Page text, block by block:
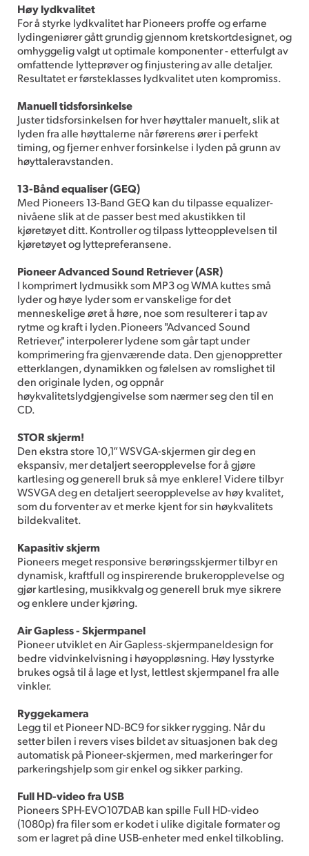
Høy lydkvalitet
For å styrke lydkvalitet har Pioneers proffe og erfarne
lydingeniører gått grundig gjennom kretskortdesignet, og
omhyggelig valgt ut optimale komponenter - etterfulgt av
omfattende lytteprøver og finjustering av alle detaljer.
Resultatet er førsteklasses lydkvalitet uten kompromiss.
Manuell tidsforsinkelse
Juster tidsforsinkelsen for hver høyttaler manuelt, slik at
lyden fra alle høyttalerne når førerens ører i perfekt
timing, og fjerner enhver forsinkelse i lyden på grunn av
høyttaleravstanden.
13-Bånd equaliser (GEQ)
Med Pioneers 13-Band GEQ kan du tilpasse equalizer-
nivåene slik at de passer best med akustikken til
kjøretøyet ditt. Kontroller og tilpass lytteopplevelsen til
kjøretøyet og lyttepreferansene.
Pioneer Advanced Sound Retriever (ASR)
I komprimert lydmusikk som MP3 og WMA kuttes små
lyder og høye lyder som er vanskelige for det
menneskelige øret å høre, noe som resulterer i tap av
rytme og kraft i lyden.Pioneers "Advanced Sound
Retriever," interpolerer lydene som går tapt under
komprimering fra gjenværende data. Den gjenoppretter
etterklangen, dynamikken og følelsen av romslighet til
den originale lyden, og oppnår
høykvalitetslydgjengivelse som nærmer seg den til en
CD.
STOR skjerm!
Den ekstra store 10,1” WSVGA-skjermen gir deg en
ekspansiv, mer detaljert seeropplevelse for å gjøre
kartlesing og generell bruk så mye enklere! Videre tilbyr
WSVGA deg en detaljert seeropplevelse av høy kvalitet,
som du forventer av et merke kjent for sin høykvalitets
bildekvalitet.
Kapasitiv skjerm
Pioneers meget responsive berøringsskjermer tilbyr en
dynamisk, kraftfull og inspirerende brukeropplevelse og
gjør kartlesing, musikkvalg og generell bruk mye sikrere
og enklere under kjøring.
Air Gapless - Skjermpanel
Pioneer utviklet en Air Gapless-skjermpaneldesign for
bedre vidvinkelvisning i høyoppløsning. Høy lysstyrke
brukes også til å lage et lyst, lettlest skjermpanel fra alle
vinkler.
Ryggekamera
Legg til et Pioneer ND-BC9 for sikker rygging. Når du
setter bilen i revers vises bildet av situasjonen bak deg
automatisk på Pioneer-skjermen, med markeringer for
parkeringshjelp som gir enkel og sikker parking.
Full HD-video fra USB
Pioneers SPH-EVO107DAB kan spille Full HD-video
(1080p) fra filer som er kodet i ulike digitale formater og
som er lagret på dine USB-enheter med enkel tilkobling.